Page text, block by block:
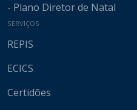
- Plano Diretor de Natal
SERVIÇOS
REPIS
ECICS
Certidões